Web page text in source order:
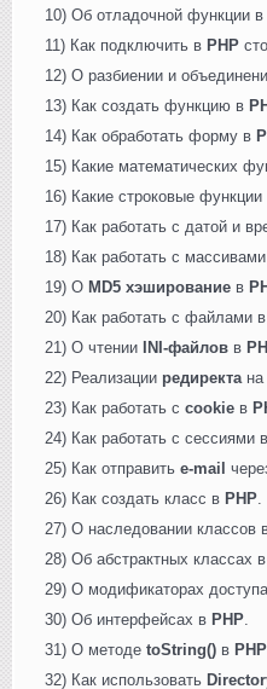
10) Об отладочной функции в
11) Как подключить в PHP
12) О разбиении и
13) Как создать функцию в
14) Как обработать форму в
15) Какие математических
16) Какие строковые
17) Как работать с датой и
18) Как работать с
19) О MD5 хэширование в
20) Как работать с файлами в
21) О чтении
INI-файлов в
22) Реализации редиректана
23) Как работать с cookie в
24) Как работать с сессиями в
25) Как отправить e-mail
26) Как создать класс в PHP.
27) О наследовании классов
28) Об абстрактных классах в
29) О модификаторах
30) Об интерфейсах в PHP.
31) О методе toString() в PHP
32) Как использовать